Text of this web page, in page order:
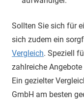
Sollten Sie sich für
sich zudem ein
Vergleich. Speziell
zahlreiche
Ein gezielter
GmbH am besten